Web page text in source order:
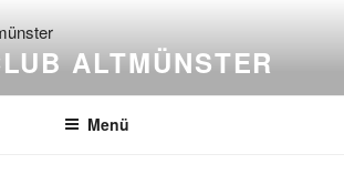
ALTMÜNSTER
Menü